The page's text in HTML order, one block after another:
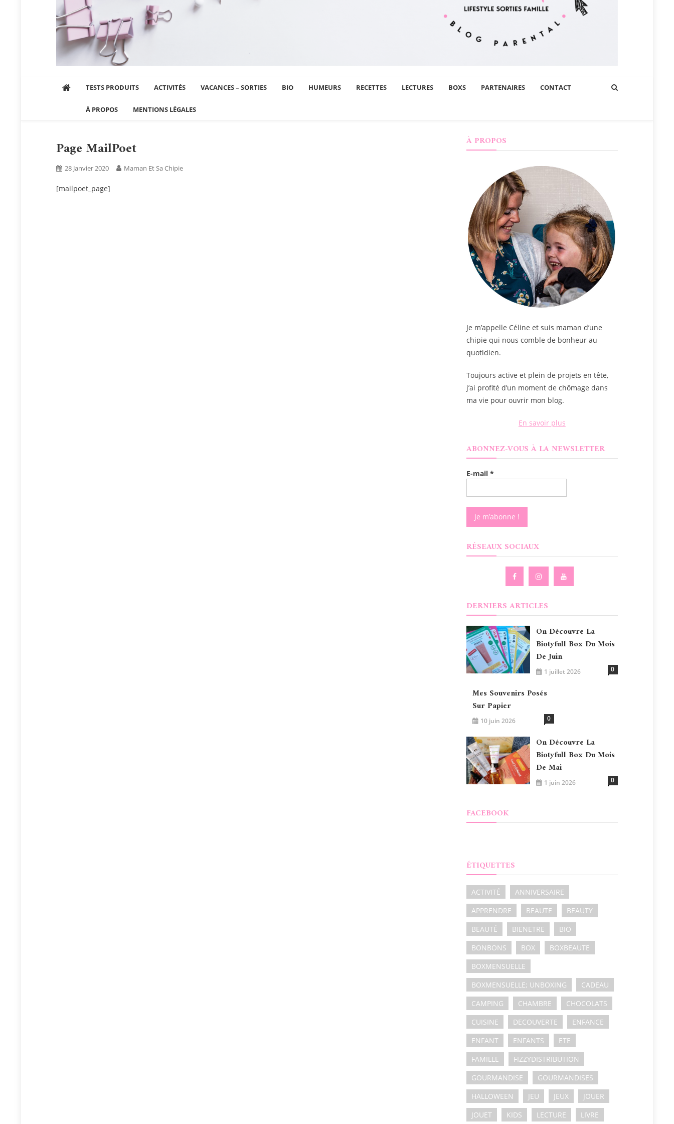
TESTS PRODUITS ACTIVITÉS VACANCES – SORTIES BIO HUMEURS RECETTES LECTURES BOXS PARTENAIRES CONTACT
À PROPOS MENTIONS LÉGALES
Page MailPoet
28 Janvier 2020 Maman Et Sa Chipie
[mailpoet_page]
À PROPOS
Je m’appelle Céline et suis maman d’une
chipie qui nous comble de bonheur au
quotidien.
Toujours active et plein de projets en tête,
j’ai profité d’un moment de chômage dans
ma vie pour ouvrir mon blog.
En savoir plus
ABONNEZ-VOUS À LA NEWSLETTER
E-mail *
RÉSEAUX SOCIAUX
DERNIERS ARTICLES
On Découvre La
Biotyfull Box Du Mois
De Juin
1 juillet 2026 0
Mes Souvenirs Posés
Sur Papier
10 juin 2026 0
On Découvre La
Biotyfull Box Du Mois
De Mai
1 juin 2026 0
FACEBOOK
ÉTIQUETTES
ACTIVITÉ
ANNIVERSAIRE
APPRENDRE
BEAUTE
BEAUTY
BEAUTÉ
BIENETRE
BIO
BONBONS
BOX
BOXBEAUTE
BOXMENSUELLE
BOXMENSUELLE; UNBOXING
CADEAU
CAMPING
CHAMBRE
CHOCOLATS
CUISINE
DECOUVERTE
ENFANCE
ENFANT
ENFANTS
ETE
FAMILLE
FIZZYDISTRIBUTION
GOURMANDISE
GOURMANDISES
HALLOWEEN
JEU JEUX
JOUER
JOUET
KIDS LECTURE LIVRE